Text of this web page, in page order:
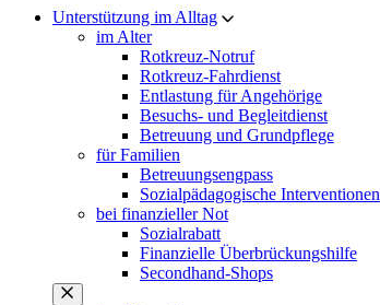
Unterstützung im Alltag
im Alter
Rotkreuz-Notruf
Rotkreuz-Fahrdienst
Entlastung für Angehörige
Besuchs- und Begleitdienst
Betreuung und Grundpflege
für Familien
Betreuungsengpass
Sozialpädagogische Interventionen
bei finanzieller Not
Sozialrabatt
Finanzielle Überbrückungshilfe
Secondhand-Shops